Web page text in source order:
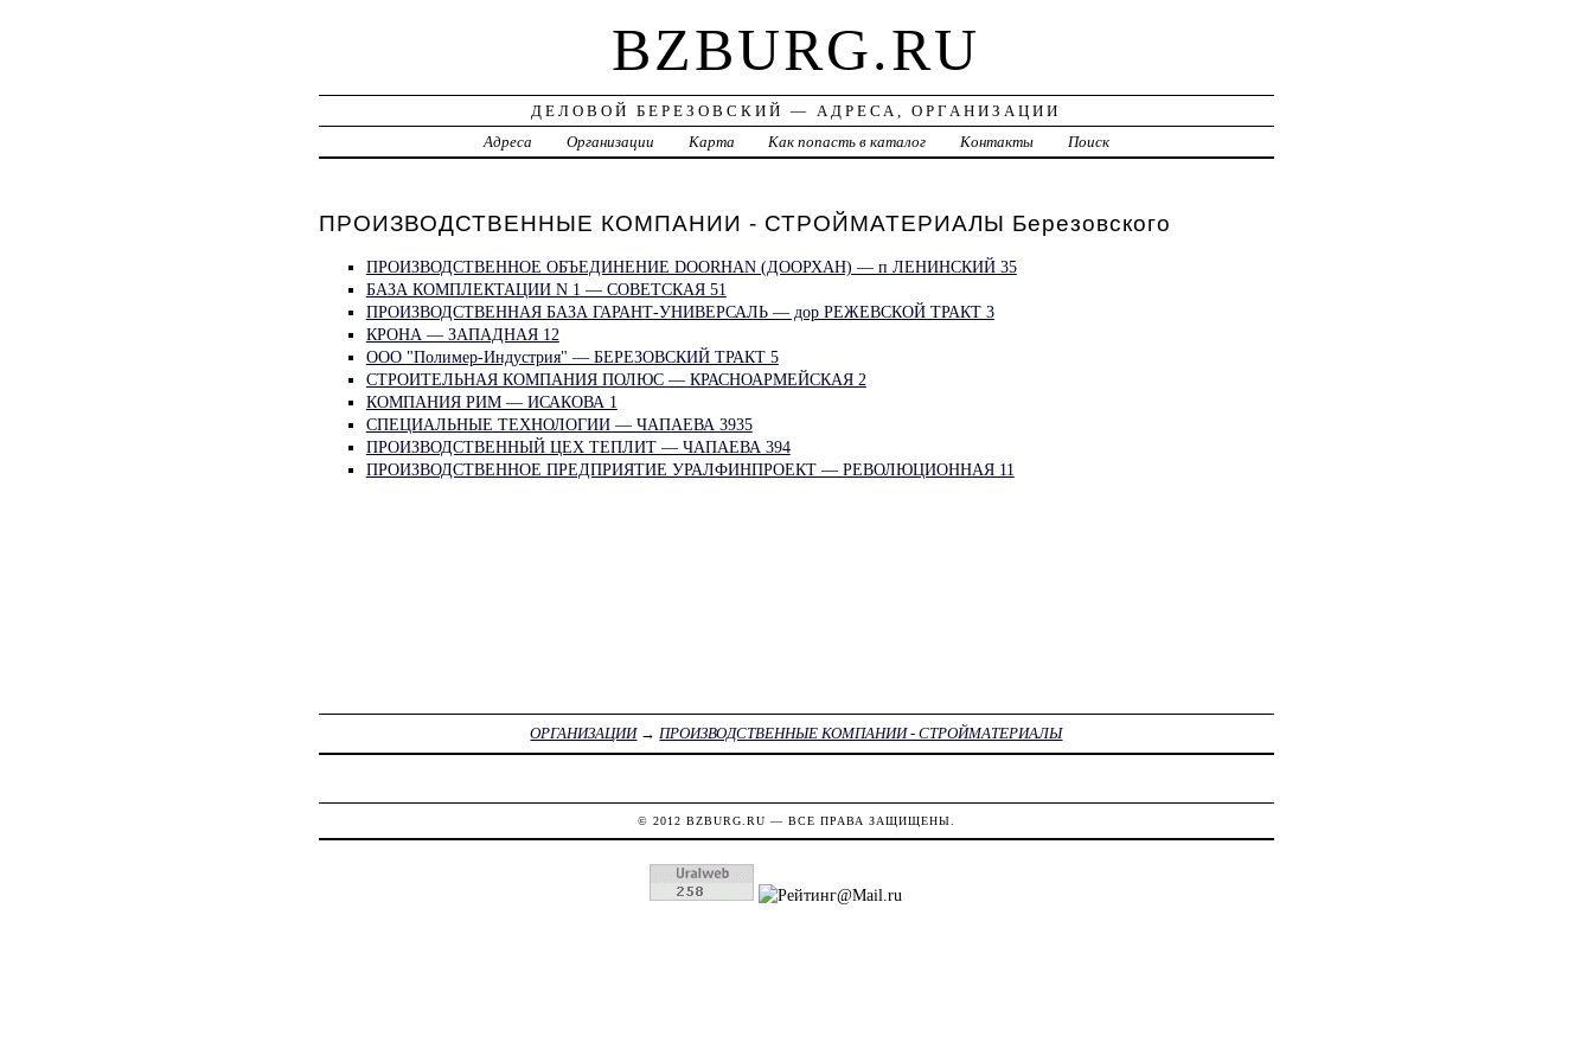
BZBURG.RU
ДЕЛОВОЙ БЕРЕЗОВСКИЙ — АДРЕСА, ОРГАНИЗАЦИИ
Адреса
Организации Карта Как попасть в каталог Контакты Поиск
ПРОИЗВОДСТВЕННЫЕ КОМПАНИИ - СТРОЙМАТЕРИАЛЫ Березовского
ПРОИЗВОДСТВЕННОЕ ОБЪЕДИНЕНИЕ DOORHAN (ДООРХАН) — п ЛЕНИНСКИЙ 35
БАЗА КОМПЛЕКТАЦИИ N 1 — СОВЕТСКАЯ 51
ПРОИЗВОДСТВЕННАЯ БАЗА ГАРАНТ-УНИВЕРСАЛЬ — дор РЕЖЕВСКОЙ ТРАКТ 3
КРОНА — ЗАПАДНАЯ 12
ООО "Полимер-Индустрия" — БЕРЕЗОВСКИЙ ТРАКТ 5
СТРОИТЕЛЬНАЯ КОМПАНИЯ ПОЛЮС — КРАСНОАРМЕЙСКАЯ 2
КОМПАНИЯ РИМ — ИСАКОВА 1
СПЕЦИАЛЬНЫЕ ТЕХНОЛОГИИ — ЧАПАЕВА 3935
ПРОИЗВОДСТВЕННЫЙ ЦЕХ ТЕПЛИТ — ЧАПАЕВА 394
ПРОИЗВОДСТВЕННОЕ ПРЕДПРИЯТИЕ УРАЛФИНПРОЕКТ — РЕВОЛЮЦИОННАЯ 11
ОРГАНИЗАЦИИ→ПРОИЗВОДСТВЕННЫЕ КОМПАНИИ - СТРОЙМАТЕРИАЛЫ
© 2012 BZBURG.RU — ВСЕ ПРАВА ЗАЩИЩЕНЫ.